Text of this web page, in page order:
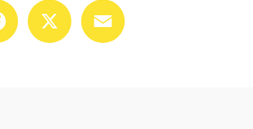
Facebook